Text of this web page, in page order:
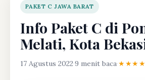
PAKET C JAWA BARAT
Info Paket C di
Melati, Kota
17 Agustus 2022·9 menit baca·